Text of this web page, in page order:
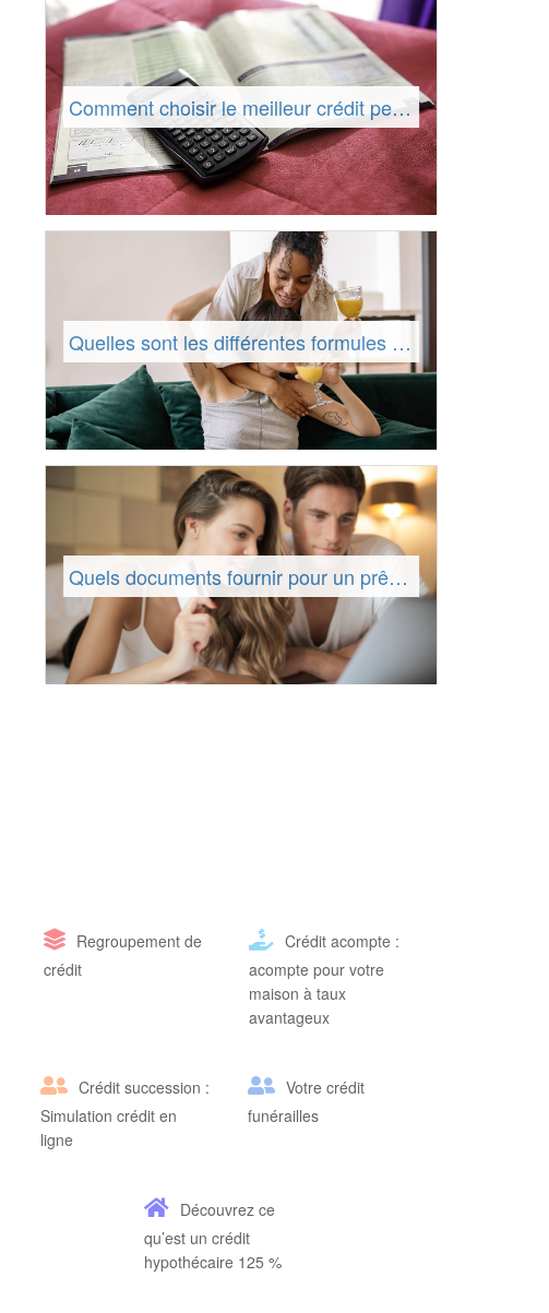
Comment choisir le meilleur crédit personnel ?
Quelles sont les différentes formules envisageables pour le crédit à tempérament ?
Quels documents fournir pour un prêt personnel ?
Regroupement de
crédit
Crédit acompte :
acompte pour votre
maison à taux
avantageux
Crédit succession :
Simulation crédit en
ligne
Votre crédit
funérailles
Découvrez ce
qu’est un crédit
hypothécaire 125 %